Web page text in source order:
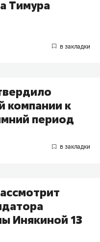
Тимура
компании к
период
Инякиной 13